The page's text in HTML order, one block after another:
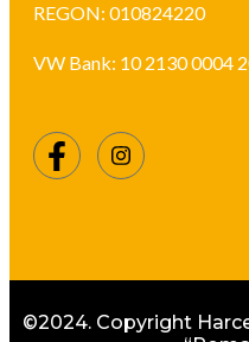
REGON: 010824220
VW Bank: 10 2130 0004
©2024. Copyright